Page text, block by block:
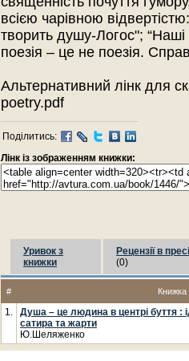
всією чарівною
творить душу-Логос";
поезія – це не поезія.
Альтернативний лінк для
poetry.pdf
Поділитись:
Лінк із зображенням книжки:
Уривок з
книжки
Рецензії в пресі
(0)
# Книжка
1.
Душа – це людина в центрі буття :
сатира та жарти
Ю.Шеляженко